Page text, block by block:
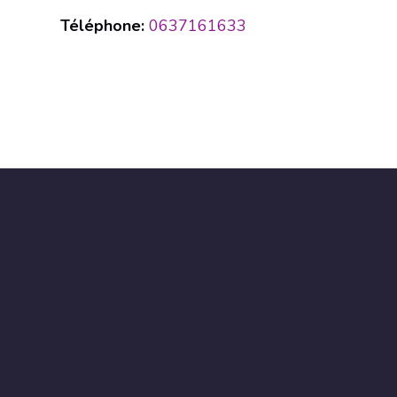
Téléphone: 0637161633